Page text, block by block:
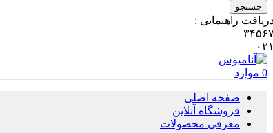
جستجو
راهنمایی :
0 موارد
صفحه اصلی
فروشگاه آنلاین
معرفی محصولات